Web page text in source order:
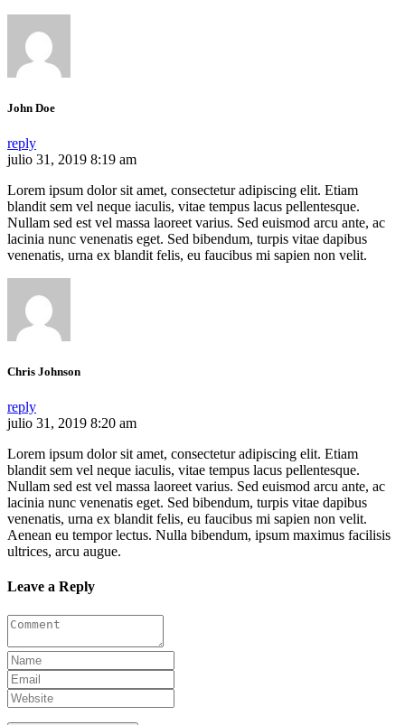
John Doe
reply
julio 31, 2019 8:19 am
Lorem ipsum dolor sit amet, consectetur adipiscing elit. Etiam
blandit sem vel neque iaculis, vitae tempus lacus pellentesque.
Nullam sed est vel massa laoreet varius. Sed euismod arcu ante, ac
lacinia nunc venenatis eget. Sed bibendum, turpis vitae dapibus
venenatis, urna ex blandit felis, eu faucibus mi sapien non velit.
Chris Johnson
reply
julio 31, 2019 8:20 am
Lorem ipsum dolor sit amet, consectetur adipiscing elit. Etiam
blandit sem vel neque iaculis, vitae tempus lacus pellentesque.
Nullam sed est vel massa laoreet varius. Sed euismod arcu ante, ac
lacinia nunc venenatis eget. Sed bibendum, turpis vitae dapibus
venenatis, urna ex blandit felis, eu faucibus mi sapien non velit.
Aenean eu tempor lectus. Nulla bibendum, ipsum maximus facilisis
ultrices, arcu augue.
Leave a Reply